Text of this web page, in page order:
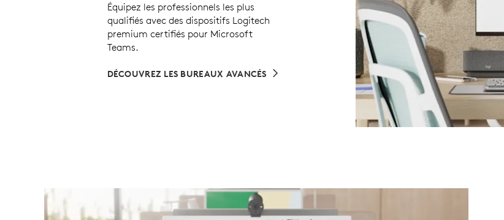
Équipez les professionnels les plus
qualifiés avec des dispositifs Logitech
premium certifiés pour Microsoft
Teams.
DÉCOUVREZ LES BUREAUX AVANCÉS